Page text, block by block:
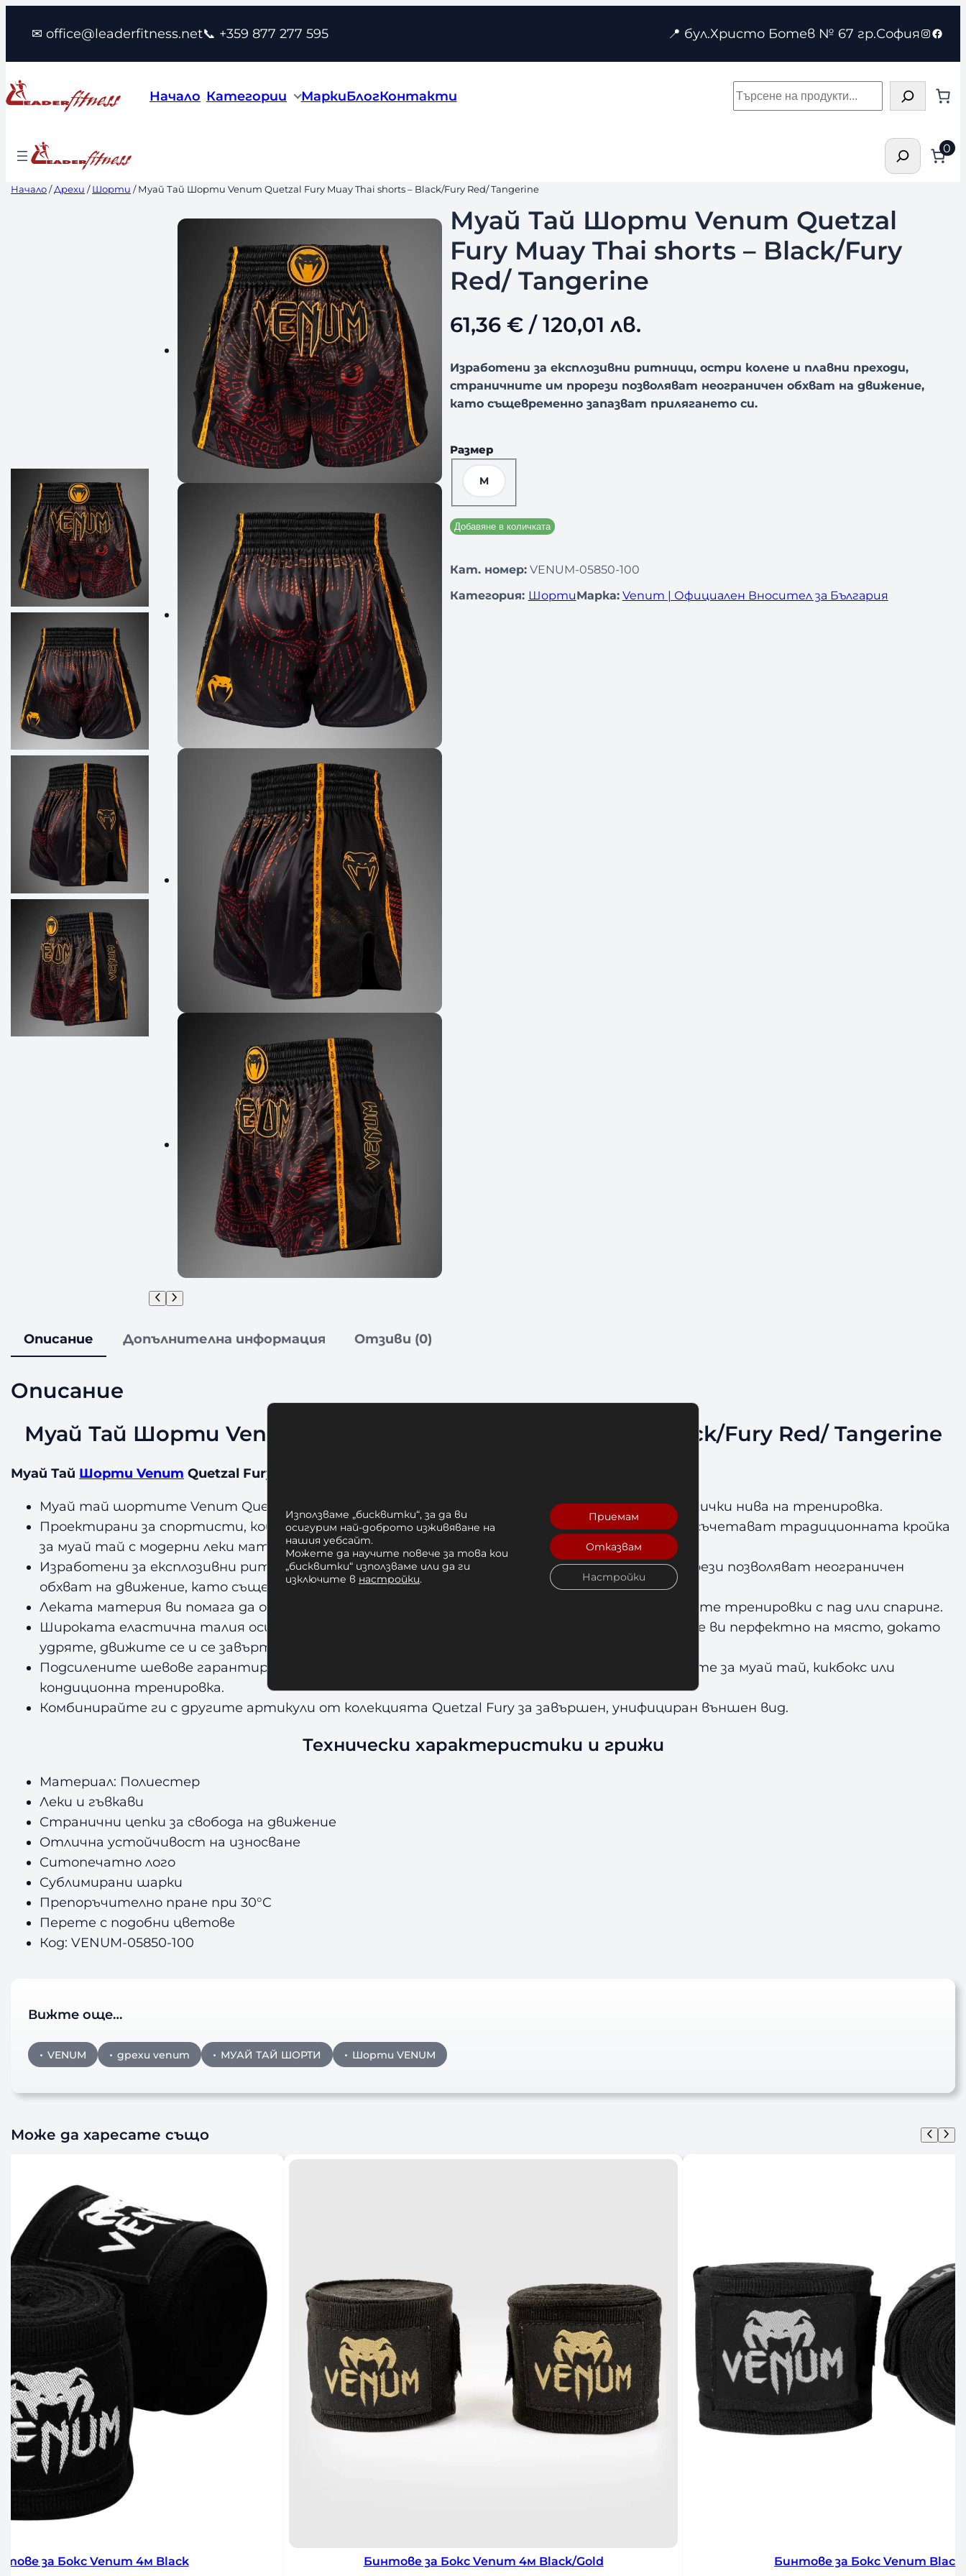
съдържанието
✉ office@leaderfitness.net📞 +359 877 277 595 📍 бул.Христо Ботев № 67 гр.София
Начало Категории МаркиБлогКонтакти Търсене
Търсене0
Начало/Дрехи /Шорти / Муай Тай Шорти Venum Quetzal Fury Muay Thai shorts – Black/Fury Red/ Tangerine
Муай Тай Шорти Venum Quetzal
Fury Muay Thai shorts – Black/Fury
Red/ Tangerine
61,36 €/ 120,01 лв.
Изработени за експлозивни ритници, остри колене и плавни преходи,
страничните им прорези позволяват неограничен обхват на движение,
като същевременно запазват прилягането си.
Размер
M
Добавяне в количката
Кат. номер: VENUM-05850-100
Категория: ШортиМарка: Venum | Официален Вносител за България
Описание Допълнителна информация Отзиви (0)
Описание
Муай Тай Шорти Venum Quetzal Fury Muay Thai shorts – Black/Fury Red/ Tangerine
Муай Тай Шорти Venum Quetzal Fury Muay Thai shorts – Black/Fury Red/ Tangerine
Муай тай шортите Venum Quetzal Fury осигуряват свобода на движение и ударна сила за всички нива на тренировка.
Проектирани за спортисти, които изискват производителност и комфорт, тези шорти съчетават традиционната кройка
за муай тай с модерни леки материали.
Изработени за експлозивни ритници, остри колене и плавни преходи, страничните им прорези позволяват неограничен
обхват на движение, като същевременно запазват прилягането си.
Леката материя ви помага да останете бързи и пъргави, дори по време на най-интензивните тренировки с пад или спаринг.
Широката еластична талия осигурява стабилно и удобно задържане, като държи шортите ви перфектно на място, докато
удряте, движите се и се завъртате.
Подсилените шевове гарантират издръжливост рунд след рунд, независимо дали тренирате за муай тай, кикбокс или
кондиционна тренировка.
Комбинирайте ги с другите артикули от колекцията Quetzal Fury за завършен, унифициран външен вид.
Технически характеристики и грижи
Материал: Полиестер
Леки и гъвкави
Странични цепки за свобода на движение
Отлична устойчивост на износване
Ситопечатно лого
Сублимирани шарки
Препоръчително пране при 30°C
Перете с подобни цветове
Код: VENUM-05850-100
Вижте още…
VENUM дрехи venum МУАЙ ТАЙ ШОРТИ Шорти VENUM
Може да харесате също
за Бокс Venum 4м Black/Gold Бинтове за Бокс Venum Black 2.5м Бинтове за Бокс Venum Forest
Използваме „бисквитки“, за да ви
осигурим най-доброто изживяване на
нашия уебсайт.
Можете да научите повече за това кои
„бисквитки“ използваме или да ги
изключите в настройки.
Приемам
Отказвам
Настройки